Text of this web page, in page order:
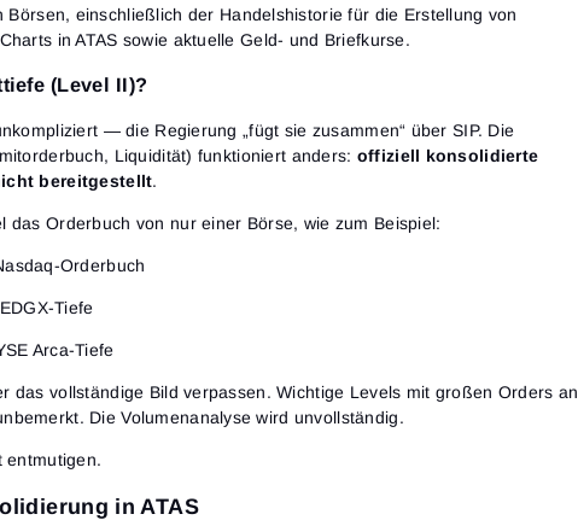
Börsen, einschließlich der Handelshistorie für die Erstellung von
in ATAS sowie aktuelle Geld- und Briefkurse.
(Level II)?
— die Regierung „fügt sie zusammen“ über SIP. Die
Liquidität) funktioniert anders: offiziell konsolidierte
bereitgestellt.
das Orderbuch von nur einer Börse, wie zum Beispiel:
Orderbuch
Tiefe
Arca-Tiefe
das vollständige Bild verpassen. Wichtige Levels mit großen Orders an
Die Volumenanalyse wird unvollständig.
entmutigen.
in ATAS